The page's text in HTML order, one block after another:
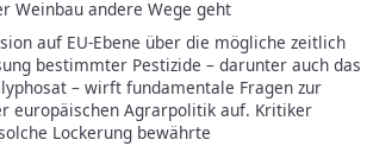
Weinbau andere Wege geht
auf EU-Ebene über die mögliche zeitlich
bestimmter Pestizide – darunter auch das
– wirft fundamentale Fragen zur
europäischen Agrarpolitik auf. Kritiker
Lockerung bewährte